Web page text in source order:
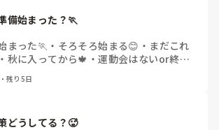
備始まった？🏃
まった🏃 ・ そろそろ始まる😊 ・ まだこれ
・ 秋に入ってから🍁 ・運動会はないor終わ
残り5日
どうしてる？🥵